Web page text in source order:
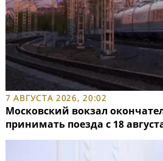
7 АВГУСТА 2026, 20:02
Московский вокзал
принимать поезда с 18